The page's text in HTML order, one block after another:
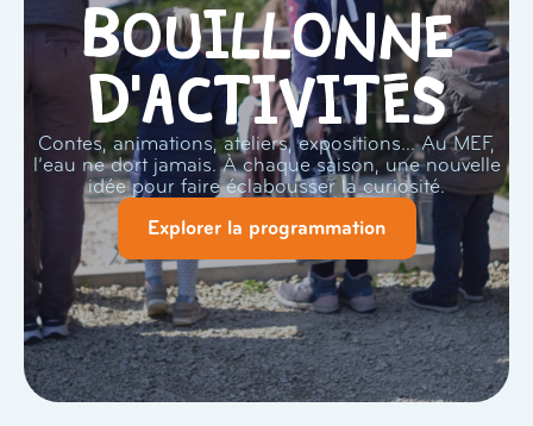
bouillonne
d'activités
Contes, animations, ateliers, expositions… Au MEF,
l’eau ne dort jamais. À chaque saison, une nouvelle
idée pour faire éclabousser la curiosité.
Explorer la programmation